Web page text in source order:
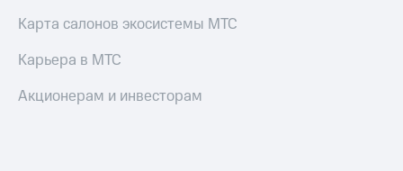
Карта салонов экосистемы МТС
Карьера в МТС
Акционерам и инвесторам